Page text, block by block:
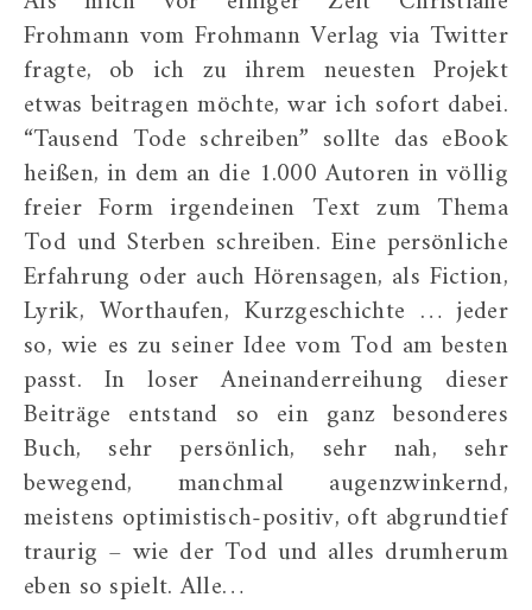
Frohmann vom Frohmann Verlag via Twitter
fragte, ob ich zu ihrem neuesten Projekt
etwas beitragen möchte, war ich sofort dabei.
“Tausend Tode schreiben” sollte das eBook
heißen, in dem an die 1.000 Autoren in völlig
freier Form irgendeinen Text zum Thema
Tod und Sterben schreiben. Eine persönliche
Erfahrung oder auch Hörensagen, als Fiction,
Lyrik, Worthaufen, Kurzgeschichte … jeder
so, wie es zu seiner Idee vom Tod am besten
passt. In loser Aneinanderreihung dieser
Beiträge entstand so ein ganz besonderes
Buch, sehr persönlich, sehr nah, sehr
bewegend, manchmal augenzwinkernd,
meistens optimistisch-positiv, oft abgrundtief
traurig – wie der Tod und alles drumherum
eben so spielt. Alle…